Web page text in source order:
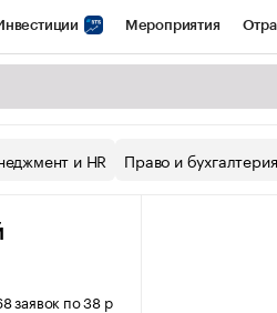
Мероприятия
Конференции СПб Спецпроекты
и HR Право и бухгалтерия
заявок по 38 р